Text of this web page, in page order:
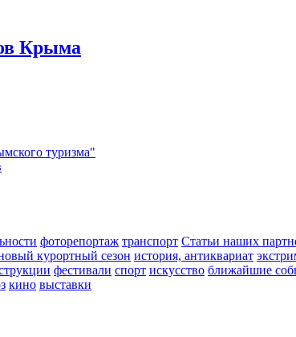
Крыма
туризма"
фоторепортаж транспорт Статьи наших
курортный сезон история, антиквариат
фестивали спорт искусство ближайшие
кино выставки